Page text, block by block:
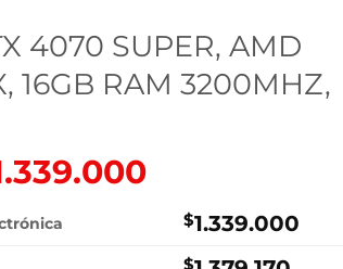
4070 SUPER, AMD
16GB RAM 3200MHZ,
El
actual
$1.339.000
$